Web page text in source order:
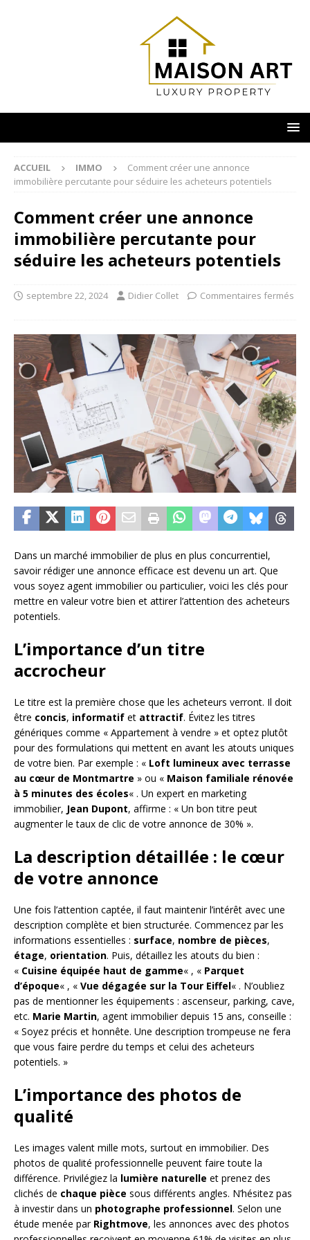
ACCUEIL IMMO
Comment créer une annonce
immobilière percutante pour séduire les acheteurs potentiels
Comment créer une annonce
immobilière percutante pour
séduire les acheteurs potentiels
septembre 22, 2024 Didier Collet Commentaires fermés
Dans un marché immobilier de plus en plus concurrentiel,
savoir rédiger une annonce efficace est devenu un art. Que
vous soyez agent immobilier ou particulier, voici les clés pour
mettre en valeur votre bien et attirer l’attention des acheteurs
potentiels.
L’importance d’un titre
accrocheur
Le titre est la première chose que les acheteurs verront. Il doit
être concis, informatif et attractif. Évitez les titres
génériques comme « Appartement à vendre » et optez plutôt
pour des formulations qui mettent en avant les atouts uniques
de votre bien. Par exemple : « Loft lumineux avec terrasse
au cœur de Montmartre » ou « Maison familiale rénovée
à 5 minutes des écoles« . Un expert en marketing
immobilier, Jean Dupont, affirme : « Un bon titre peut
augmenter le taux de clic de votre annonce de 30% ».
La description détaillée : le cœur
de votre annonce
Une fois l’attention captée, il faut maintenir l’intérêt avec une
description complète et bien structurée. Commencez par les
informations essentielles : surface, nombre de pièces,
étage, orientation. Puis, détaillez les atouts du bien :
« Cuisine équipée haut de gamme« , « Parquet
d’époque« , « Vue dégagée sur la Tour Eiffel« . N’oubliez
pas de mentionner les équipements : ascenseur, parking, cave,
etc. Marie Martin, agent immobilier depuis 15 ans, conseille :
« Soyez précis et honnête. Une description trompeuse ne fera
que vous faire perdre du temps et celui des acheteurs
potentiels. »
L’importance des photos de
qualité
Les images valent mille mots, surtout en immobilier. Des
photos de qualité professionnelle peuvent faire toute la
différence. Privilégiez la lumière naturelle et prenez des
clichés de chaque pièce sous différents angles. N’hésitez pas
à investir dans un photographe professionnel. Selon une
étude menée par Rightmove, les annonces avec des photos